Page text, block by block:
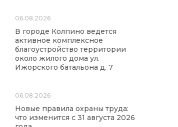
06.08.2026
В городе Колпино ведется
активное комплексное
благоустройство территории
около жилого дома ул.
Ижорского батальона д. 7
06.08.2026
Новые правила охраны труда:
что изменится с 31 августа 2026